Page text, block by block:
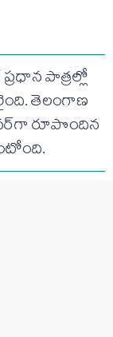
పాత్రల్లో
తెలంగాణ
రూపొందిన